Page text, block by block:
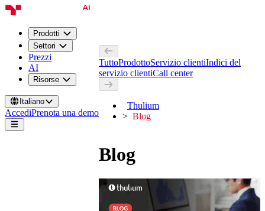
Prodotti
Settori
Prezzi
AI
Risorse
Italiano
AccediPrenota una demo
TuttoProdottoServizio clientiIndici del
servizio clientiCall center
Thulium
Blog
Blog